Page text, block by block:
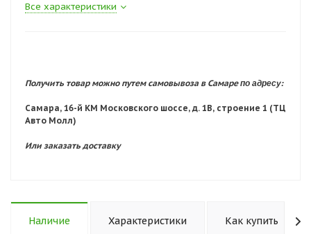
Все характеристики
Получить товар можно путем самовывоза в Самарепо адресу:
Самара, 16-й КМ Московского шоссе, д. 1В, строение 1 (ТЦ
Авто Молл)
Или заказать доставку
Наличие Характеристики Как купить